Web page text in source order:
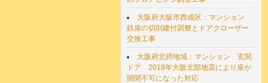
大阪府大阪市西成区：マンション
鉄扉の切削建付調整とドアクローザー
交換工事
大阪府北摂地域：マンション 玄関
ドア 2018年大阪北部地震により扉が
開閉不可になった対応